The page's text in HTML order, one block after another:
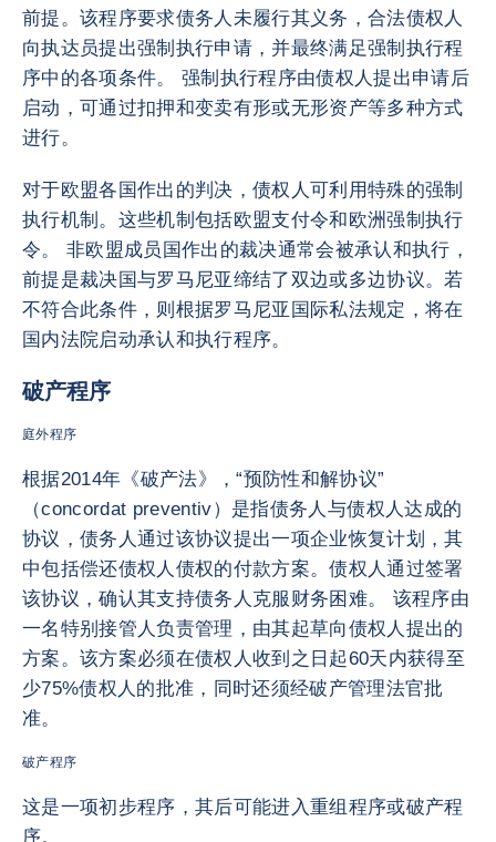
前提。该程序要求债务人未履行其义务，合法债权人
向执达员提出强制执行申请，并最终满足强制执行程
序中的各项条件。 强制执行程序由债权人提出申请后
启动，可通过扣押和变卖有形或无形资产等多种方式
进行。
对于欧盟各国作出的判决，债权人可利用特殊的强制
执行机制。这些机制包括欧盟支付令和欧洲强制执行
令。 非欧盟成员国作出的裁决通常会被承认和执行，
前提是裁决国与罗马尼亚缔结了双边或多边协议。若
不符合此条件，则根据罗马尼亚国际私法规定，将在
国内法院启动承认和执行程序。
破产程序
庭外程序
根据2014年《破产法》，“预防性和解协议”
（concordat preventiv）是指债务人与债权人达成的
协议，债务人通过该协议提出一项企业恢复计划，其
中包括偿还债权人债权的付款方案。债权人通过签署
该协议，确认其支持债务人克服财务困难。 该程序由
一名特别接管人负责管理，由其起草向债权人提出的
方案。该方案必须在债权人收到之日起60天内获得至
少75%债权人的批准，同时还须经破产管理法官批
准。
破产程序
这是一项初步程序，其后可能进入重组程序或破产程
序。